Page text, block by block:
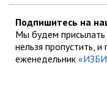
Подпишитесь на
Мы будем
нельзя пропустить,
еженедельник